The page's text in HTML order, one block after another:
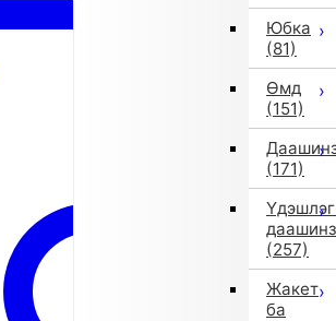
Юбка
(81)
Өмд
(151)
(171)
даашинз
(257)
Жакет
ба